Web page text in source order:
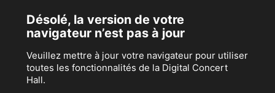
Désolé, la version de votre
navigateur n’est pas à jour
Veuillez mettre à jour votre navigateur pour utiliser
toutes les fonctionnalités de la Digital Concert
Hall.